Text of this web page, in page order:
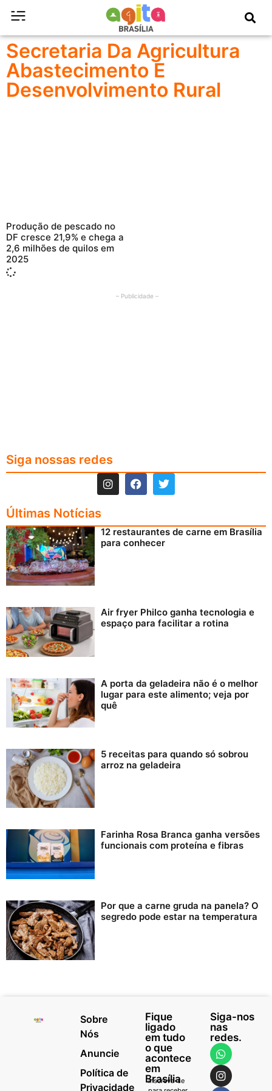
Secretaria Da Agricultura
Abastecimento E
Desenvolvimento Rural
Produção de pescado no
DF cresce 21,9% e chega a
2,6 milhões de quilos em
2025
– Publicidade –
Siga nossas redes
Últimas Notícias
12 restaurantes de carne em Brasília
para conhecer
Air fryer Philco ganha tecnologia e
espaço para facilitar a rotina
A porta da geladeira não é o melhor
lugar para este alimento; veja por
quê
5 receitas para quando só sobrou
arroz na geladeira
Farinha Rosa Branca ganha versões
funcionais com proteína e fibras
Por que a carne gruda na panela? O
segredo pode estar na temperatura
Sobre
Nós
Anuncie
Política de
Privacidade
Fique
ligado
em tudo
o que
acontece
em
Brasília
Inscreva-se
Siga-nos
nas
redes.